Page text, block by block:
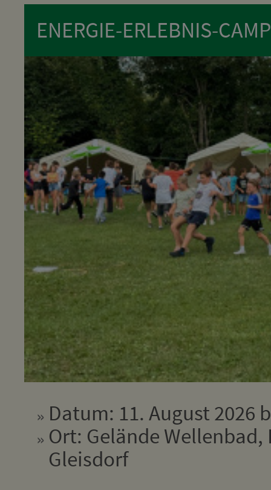
ENERGIE-ERLEBNIS-CAMP
Datum: 11. August 2026
Ort: Gelände Wellenbad,
Gleisdorf